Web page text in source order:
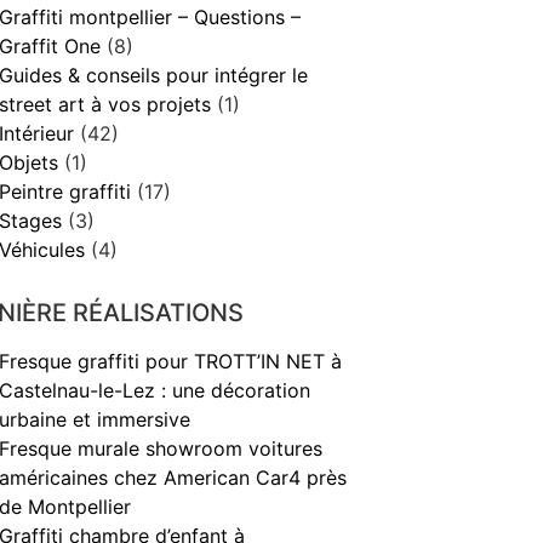
Graffiti montpellier – Questions –
Graffit One (8)
Guides & conseils pour intégrer le
street art à vos projets (1)
Intérieur (42)
Objets (1)
Peintre graffiti (17)
Stages (3)
Véhicules (4)
RÉALISATIONS
Fresque graffiti pour TROTT’IN NET à
Castelnau-le-Lez : une décoration
urbaine et immersive
Fresque murale showroom voitures
américaines chez American Car4 près
de Montpellier
Graffiti chambre d’enfant à